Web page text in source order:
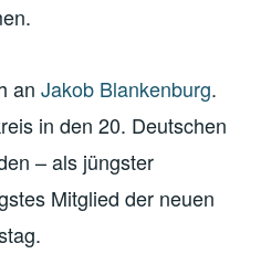
anJakob Blankenburg.
in den 20. Deutschen
– als jüngster
Mitglied der neuen